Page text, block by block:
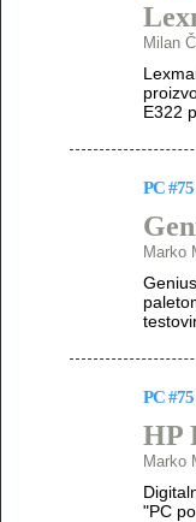
Milan
E322
PC #75
Marko
PC #75
HP
Marko
"PC